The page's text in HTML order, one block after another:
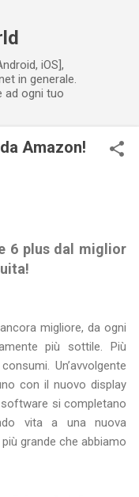
iOS],
in generale.
ad ogni tuo
Amazon!
6 plus dal miglior
migliore, da ogni
più sottile. Più
Un’avvolgente
con il nuovo display
software si completano
vita a una nuova
grande che abbiamo